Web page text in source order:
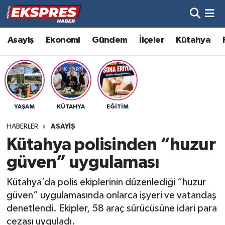
Asayiş Ekonomi Gündem İlçeler Kütahya
YAŞAM KÜTAHYA EĞITIM
HABERLER ASAYIŞ
Kütahya polisinden “huzur
güven” uygulaması
Kütahya’da polis ekiplerinin düzenlediği “huzur
güven” uygulamasında onlarca işyeri ve vatandaş
denetlendi. Ekipler, 58 araç sürücüsüne idari para
cezası uyguladı.
Altıntaş
Asayiş
Aslanapa
Bölge
Çavdarhisar
Domaniç
Dumlupınar
Hava Durumu
Trafik Durumu
Süper Lig Puan Durumu ve Fikstür
Son Dakika Haberleri
Haber Arşivi